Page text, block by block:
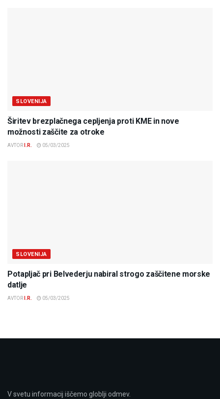
SLOVENIJA
Širitev brezplačnega cepljenja proti KME in nove
možnosti zaščite za otroke
AVTOR I.R. 05/03/2025
SLOVENIJA
Potapljač pri Belvederju nabiral strogo zaščitene morske
datlje
AVTOR I.R. 05/03/2025
V svetu informacij iščemo globlji odmev.